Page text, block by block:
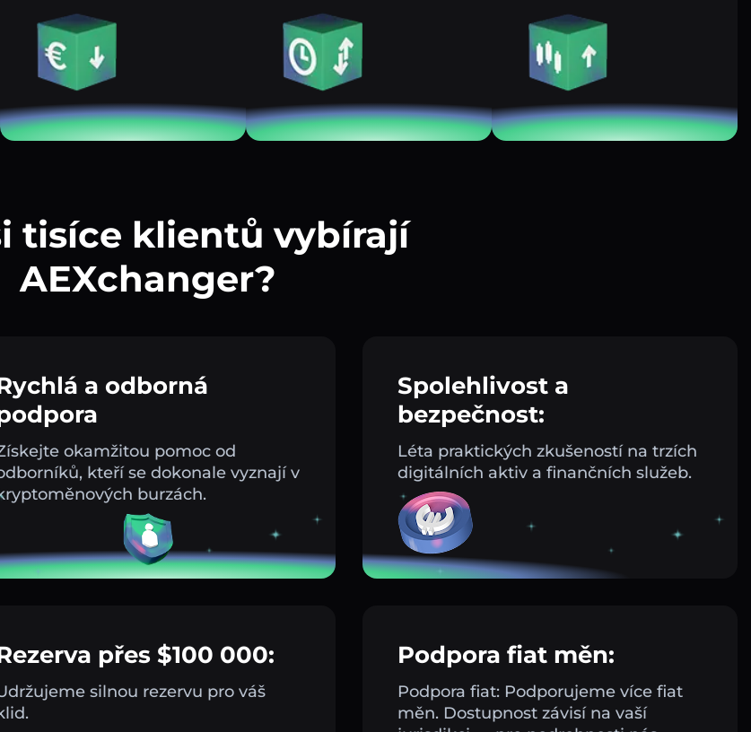
tisíce klientů vybírají
AEXchanger?
a odborná
okamžitou pomoc od
kteří se dokonale vyznají v
burzách.
Spolehlivost a
bezpečnost:
Léta praktických zkušeností na trzích
digitálních aktiv a finančních služeb.
přes $100 000:
silnou rezervu pro váš
Podpora fiat měn:
Podpora fiat: Podporujeme více fiat
měn. Dostupnost závisí na vaší